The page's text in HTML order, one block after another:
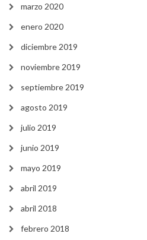
marzo 2020
enero 2020
diciembre 2019
noviembre 2019
septiembre 2019
agosto 2019
julio 2019
junio 2019
mayo 2019
abril 2019
abril 2018
febrero 2018